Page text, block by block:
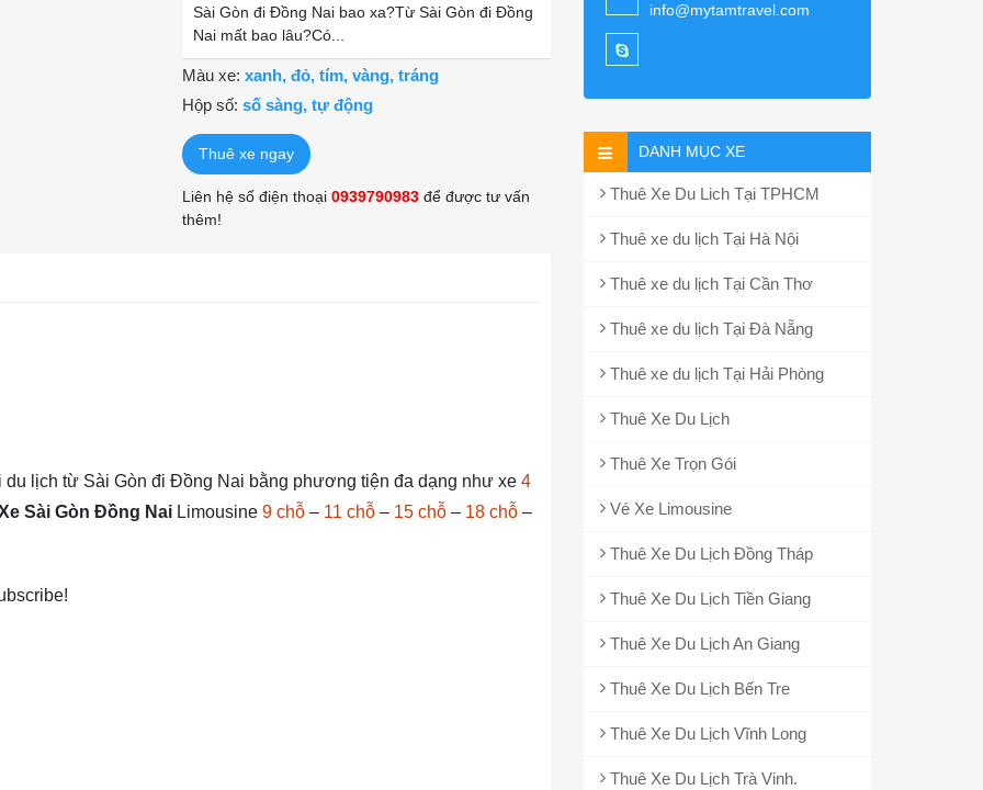
Sài Gòn đi Đồng Nai bao xa?Từ Sài Gòn đi Đồng
Nai mất bao lâu?Có...
Màu xe: xanh, đỏ, tím, vàng, tráng
Hộp số: số sàng, tự động
Thuê xe ngay
Liên hệ số điện thoại 0939790983để được tư vấn
thêm!
du lịch từ Sài Gòn đi Đồng Nai bằng phương tiện đa dạng như xe 4
Sài Gòn Đồng Nai Limousine 9 chỗ – 11 chỗ – 15 chỗ – 18 chỗ –
info@mytamtravel.com
DANH MỤC XE
Thuê Xe Du Lich Tại TPHCM
Thuê xe du lịch Tại Hà Nội
Thuê xe du lịch Tại Cần Thơ
Thuê xe du lịch Tại Đà Nẵng
Thuê xe du lịch Tại Hải Phòng
Thuê Xe Du Lịch
Thuê Xe Trọn Gói
Vé Xe Limousine
Thuê Xe Du Lịch Đồng Tháp
Thuê Xe Du Lịch Tiền Giang
Thuê Xe Du Lịch An Giang
Thuê Xe Du Lịch Bến Tre
Thuê Xe Du Lịch Vĩnh Long
Thuê Xe Du Lịch Trà Vinh.